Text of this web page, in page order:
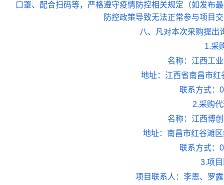
口罩、配合扫码等，严格遵守疫情防控相关规定（如发布
防控政策导致无法正常参与项目
八、凡对本次采购提出
1.采
名称：江西工
地址：江西省南昌市
联系方式：
2.采购
名称：江西博
地址：南昌市红谷滩
联系方式：
3.项
项目联系人：李恩、罗